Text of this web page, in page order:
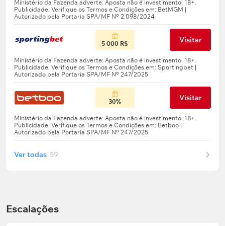
5 000 R$ Visitar
30% Visitar
Ver todas 59
Escalações